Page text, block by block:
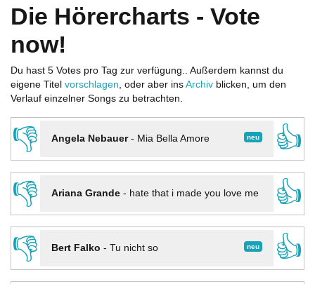
Die Hörercharts - Vote
now!
Du hast 5 Votes pro Tag zur verfügung.. Außerdem kannst du
eigene Titel vorschlagen, oder aber ins Archiv blicken, um den
Verlauf einzelner Songs zu betrachten.
👎 neu
Angela Nebauer- Mia Bella Amore
👍
👎
Ariana Grande- hate that i made you love me
👍
👎
neu
Bert Falko - Tu nicht so
👍